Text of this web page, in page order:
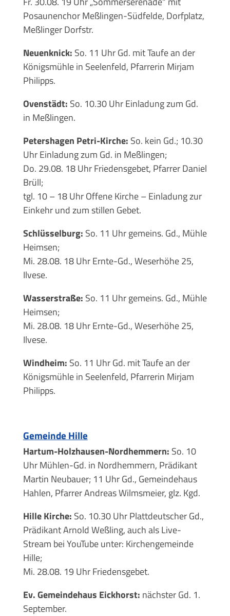
Posaunenchor Meßlingen-Südfelde, Dorfplatz,
Meßlinger Dorfstr.
Neuenknick: So. 11 Uhr Gd. mit Taufe an der
Königsmühle in Seelenfeld, Pfarrerin Mirjam
Philipps.
Ovenstädt: So. 10.30 Uhr Einladung zum Gd.
in Meßlingen.
Petershagen Petri-Kirche: So. kein Gd.; 10.30
Uhr Einladung zum Gd. in Meßlingen;
Do. 29.08. 18 Uhr Friedensgebet, Pfarrer Daniel
Brüll;
tgl. 10 – 18 Uhr Offene Kirche – Einladung zur
Einkehr und zum stillen Gebet.
Schlüsselburg: So. 11 Uhr gemeins. Gd., Mühle
Heimsen;
Mi. 28.08. 18 Uhr Ernte-Gd., Weserhöhe 25,
Ilvese.
Wasserstraße: So. 11 Uhr gemeins. Gd., Mühle
Heimsen;
Mi. 28.08. 18 Uhr Ernte-Gd., Weserhöhe 25,
Ilvese.
Windheim: So. 11 Uhr Gd. mit Taufe an der
Königsmühle in Seelenfeld, Pfarrerin Mirjam
Philipps.
Gemeinde Hille
Hartum-Holzhausen-Nordhemmern: So. 10
Uhr Mühlen-Gd. in Nordhemmern, Prädikant
Martin Neubauer; 11 Uhr Gd., Gemeindehaus
Hahlen, Pfarrer Andreas Wilmsmeier, glz. Kgd.
Hille Kirche: So. 10.30 Uhr Plattdeutscher Gd.,
Prädikant Arnold Weßling, auch als Live-
Stream bei YouTube unter: Kirchengemeinde
Hille;
Mi. 28.08. 19 Uhr Friedensgebet.
Ev. Gemeindehaus Eickhorst: nächster Gd. 1.
September.